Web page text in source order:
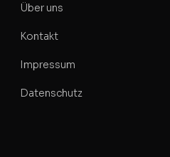
Über uns
Kontakt
Impressum
Datenschutz